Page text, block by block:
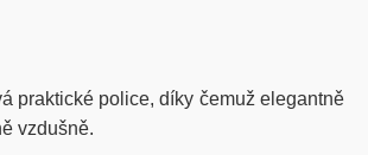
praktické police, díky čemuž elegantně
vzdušně.